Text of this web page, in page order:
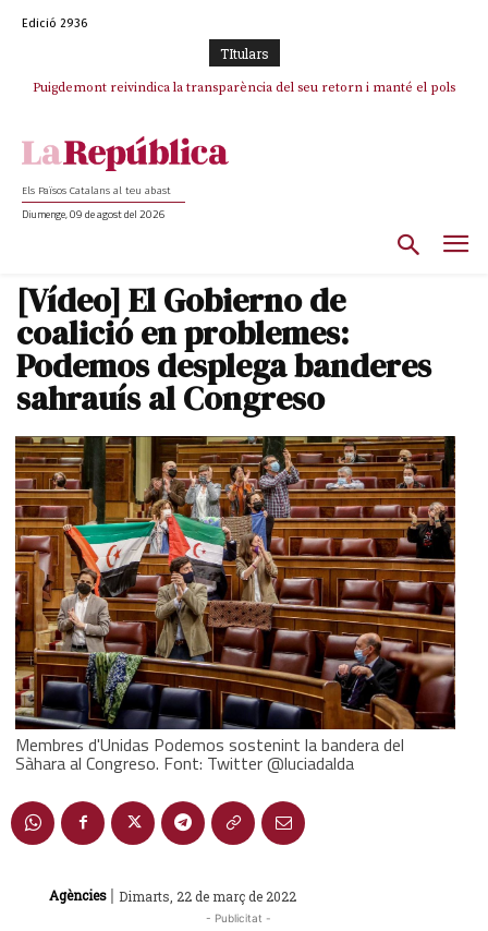
Edició 2936
TItulars
Puigdemont reivindica la transparència del seu retorn i manté el pols
Els Països Catalans al teu abast
Diumenge, 09 de agost del 2026
[Vídeo] El Gobierno de
coalició en problemes:
Podemos desplega banderes
sahrauís al Congreso
Membres d'Unidas Podemos sostenint la bandera del
Sàhara al Congreso. Font: Twitter @luciadalda
Agències | Dimarts, 22 de març de 2022
- Publicitat -